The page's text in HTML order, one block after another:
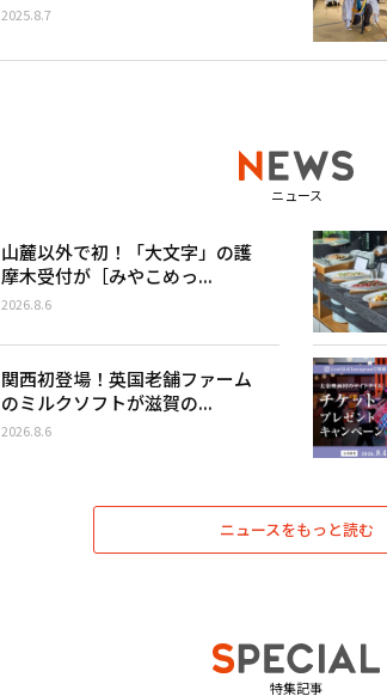
2025.8.7
ニュース
山麓以外で初！「大文字」の護
摩木受付が［みやこめっ...
2026.8.6
関西初登場！英国老舗ファーム
のミルクソフトが滋賀の...
2026.8.6
ニュースをもっと読む
特集記事